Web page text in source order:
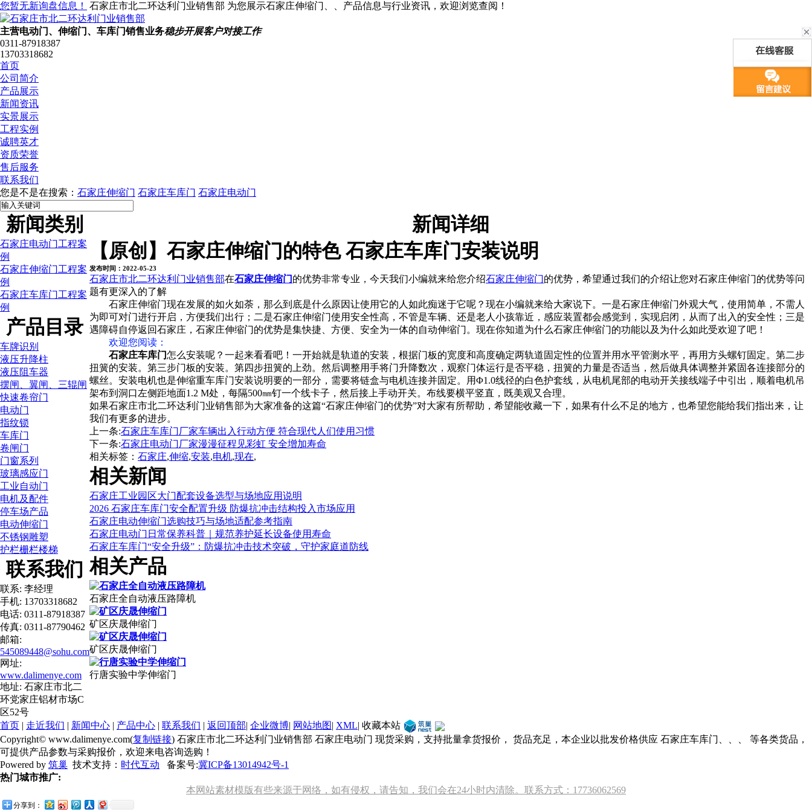
您暂无新询盘信息！ 石家庄市北二环达利门业销售部 为您展示石家庄伸缩门、、产品信息与行业资讯，欢迎浏览查阅！
主营电动门、伸缩门、车库门销售业务稳步开展客户对接工作
0311-87918387
13703318682
首页
公司简介
产品展示
新闻资讯
实景展示
工程实例
诚聘英才
资质荣誉
售后服务
联系我们
您是不是在搜索： 石家庄伸缩门 石家庄车库门 石家庄电动门
新闻类别
石家庄电动门工程案
例
石家庄伸缩门工程案
例
石家庄车库门工程案
例
产品目录
车牌识别
液压升降柱
液压阻车器
摆闸、翼闸、三辊闸
快速卷帘门
电动门
指纹锁
车库门
卷闸门
门窗系列
玻璃感应门
工业自动门
电机及配件
停车场产品
电动伸缩门
不锈钢雕塑
护栏栅栏楼梯
联系我们
联系: 李经理
手机: 13703318682
电话: 0311-87918387
传真: 0311-87790462
邮箱:
545089448@sohu.com
网址:
www.dalimenye.com
地址: 石家庄市北二
环党家庄铝材市场C
区52号
新闻详细
【原创】石家庄伸缩门的特色 石家庄车库门安装说明
发布时间：2022-05-23
石家庄市北二环达利门业销售部在石家庄伸缩门 的优势非常专业，今天我们小编就来给您介绍石家庄伸缩门的优势，希望通过我们的介绍让您对石家庄伸缩门的优势等问
题有更深入的了解
石家庄伸缩门现在发展的如火如荼，那么到底是什么原因让使用它的人如此痴迷于它呢？现在小编就来给大家说下。一是石家庄伸缩门外观大气，使用简单，不需人
为即可对门进行开启，方便我们出行；二是石家庄伸缩门使用安全性高，不管是车辆、还是老人小孩靠近，感应装置都会感觉到，实现启闭，从而了出入的安全性；三是
遇障碍自停返回石家庄，石家庄伸缩门的优势是集快捷、方便、安全为一体的自动伸缩门。现在你知道为什么石家庄伸缩门的功能以及为什么如此受欢迎了吧！
欢迎您阅读 ：
石家庄车库门怎么安装呢？一起来看看吧！一开始就是轨道的安装，根据门板的宽度和高度确定两轨道固定性的位置并用水平管测水平，再用方头螺钉固定。第二步
扭簧的安装。第三步门板的安装。第四步扭簧的上劲。然后调整用手将门升降数次，观察门体运行是否平稳，扭簧的力量是否适当，然后做具体调整并紧固各连接部分的
螺丝。安装电机也是伸缩重车库门安装说明要的一部分，需要将链盒与电机连接并固定。用Φ1.0线径的白色护套线，从电机尾部的电动开关接线端子中引出，顺着电机吊
架布到洞口左侧距地面1.2 M处，每隔500㎜钉一个线卡子，然后接上手动开关。布线要横平竖直，既美观又合理。
如果石家庄市北二环达利门业销售部为大家准备的这篇“石家庄伸缩门的优势”对大家有所帮助，希望能收藏一下，如果有什么不足的地方，也希望您能给我们指出来，让
我们有更多的进步。
上一条:石家庄车库门厂家车辆出入行动方便 符合现代人们使用习惯
下一条:石家庄电动门厂家漫漫征程见彩虹 安全增加寿命
相关标签： 石家庄,伸缩,安装,电机,现在,
相关新闻
石家庄工业园区大门配套设备选型与场地应用说明
2026 石家庄车库门安全配置升级 防爆抗冲击结构投入市场应用
石家庄电动伸缩门选购技巧与场地适配参考指南
石家庄电动门日常保养科普｜规范养护延长设备使用寿命
石家庄车库门“安全升级”：防爆抗冲击技术突破，守护家庭道防线
相关产品
石家庄全自动液压路障机
矿区庆晟伸缩门
矿区庆晟伸缩门
行唐实验中学伸缩门
首页 | 走近我们 | 新闻中心 | 产品中心 | 联系我们 | 返回顶部| 企业微博| 网站地图| XML| 收藏本站
Copyright© www.dalimenye.com(复制链接) 石家庄市北二环达利门业销售部 石家庄电动门 现货采购，支持批量拿货报价， 货品充足，本企业以批发价格供应 石家庄车库门、、、 等各类货品，
可提供产品参数与采购报价，欢迎来电咨询选购！
Powered by 筑巢 技术支持： 时代互动 备案号:冀ICP备13014942号-1
热门城市推广:
本网站素材模版有些来源于网络，如有侵权，请告知，我们会在24小时内清除。联系方式：17736062569
分享到：